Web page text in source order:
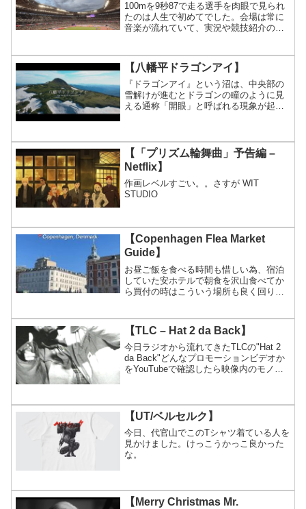
100mを9秒87で走る選手を肉眼で見られ
たのは人生で初めてでした。会場は常に
音楽が流れていて、実況や競技紹介のア
ーンと静かになってスタートになりま
す。緊張感が高ま...
【八幡平ドラゴンアイ】
『ドラゴンアイ』という沼は、中央部の
雪解けが進むとドラゴンの瞳のように見
える通称「開眼」と呼ばれる現象が起き
【「プリズム輪舞曲」予告編 –
Netflix】
作画レベルすごい。。さすが WIT
STUDIO
【Copenhagen Flea Market
Guide】
お昼ご飯を食べる時間も惜しい為、宿泊
していた安ホテルで朝食を沢山食べてか
ら買付の時はこういう場所も良く回りま
Instagramで見る My Vintage Guide(...
【TLC – Hat 2 da Back】
今日ラジオから流れてきたTLCの"Hat 2
da Back"どんなプロモーションビデオか
をYouTubeで確認したら映像内のモノト
ないスタイリングでした。実...
【UT/ベルセルク】
今日、代官山でこのTシャツ着ている人を
見かけました。けっこうかっこ良かった
な。
【Merry Christmas Mr.